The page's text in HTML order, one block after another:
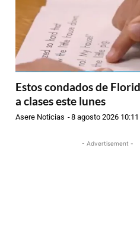
Estos condados de
a clases este lunes
Asere Noticias -8 agosto 2026
- Advertisement -